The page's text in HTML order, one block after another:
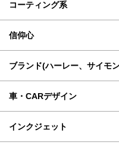
コーティング系
信仰心
ブランド(ハーレー、サイモ
車・CARデザイン
インクジェット